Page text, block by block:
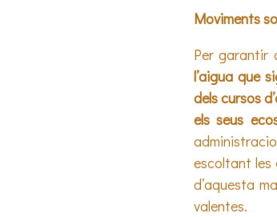
Moviments
Per garantir
l’aigua que
dels cursos
els seus
escoltant les
d’aquesta
valentes.